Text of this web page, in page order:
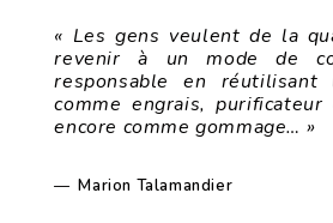
« Les gens veulent de la
revenir à un mode de
responsable en
comme engrais,
encore comme gommage… »
Marion Talamandier